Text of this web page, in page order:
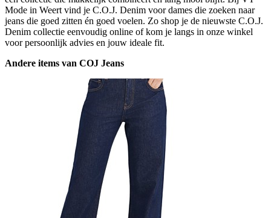
Mode in Weert vind je C.O.J. Denim voor dames die zoeken naar
jeans die goed zitten én goed voelen. Zo shop je de nieuwste C.O.J.
Denim collectie eenvoudig online of kom je langs in onze winkel
voor persoonlijk advies en jouw ideale fit.
Andere items van COJ Jeans